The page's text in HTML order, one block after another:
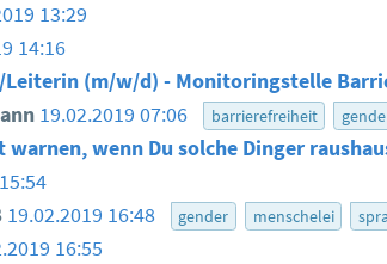
13:29
14:16
Leiterin (m/w/d) - Monitoringstelle
19.02.2019 07:06 barrierefreiheit
warnen, wenn Du solche Dinger
19.02.2019 16:48 gender menschelei
16:55